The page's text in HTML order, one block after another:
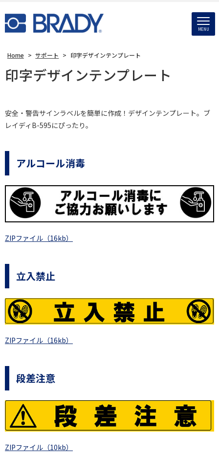
MENU
Home > サポート > 印字デザインテンプレート
印字デザインテンプレート
安全・警告サインラベルを簡単に作成！デザインテンプレート。ブ
レイディB-595にぴったり。
アルコール消毒
ZIPファイル（16kb）
立入禁止
ZIPファイル（16kb）
段差注意
ZIPファイル（10kb）